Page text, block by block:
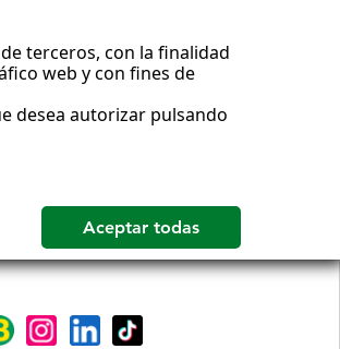
terceros, con la finalidad
web y con fines de
desea autorizar pulsando